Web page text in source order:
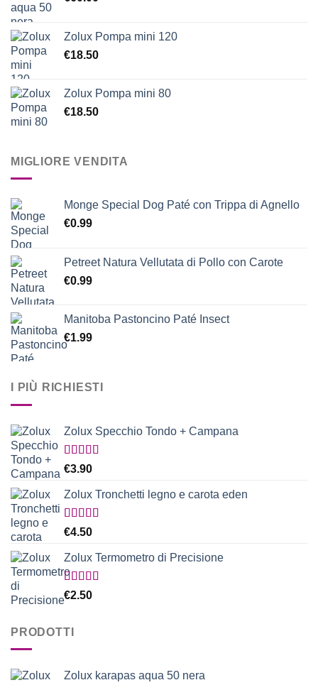
Zolux Pompa mini 120
€18.50
Zolux Pompa mini 80
€18.50
MIGLIORE VENDITA
Monge Special Dog Paté con Trippa di Agnello
€0.99
Petreet Natura Vellutata di Pollo con Carote
€0.99
Manitoba Pastoncino Paté Insect
€1.99
I PIÙ RICHIESTI
Zolux Specchio Tondo + Campana
Valutato
€3.90
Zolux Tronchetti legno e carota eden
Valutato
€4.50
Zolux Termometro di Precisione
Valutato
5.00
€2.50
PRODOTTI
Zolux karapas aqua 50 nera